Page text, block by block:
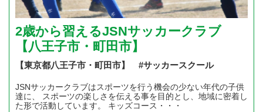
2歳から習えるJSNサッカークラブ
【八王子市・町田市】
【東京都八王子市・町田市】 #サッカースクール
JSNサッカークラブはスポーツを行う機会の少ない年代の子供
達に、 スポーツの楽しさを伝える事を目的とし、地域に密着し
た形で活動しています。 キッズコース・・・